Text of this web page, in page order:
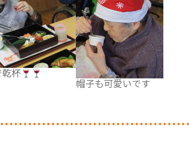
杯
帽子も可愛いです